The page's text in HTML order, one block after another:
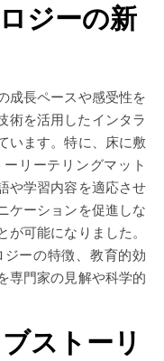
ジーの新
術を活用したインタラ
います。特に、床に敷
リーテリングマット
や学習内容を適応させ
ケーションを促進しな
可能になりました。
ーの特徴、教育的効
専門家の見解や科学的
ストーリ